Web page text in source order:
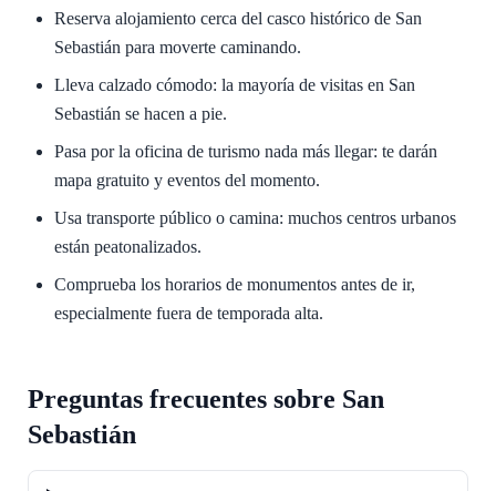
Reserva alojamiento cerca del casco histórico de San
Sebastián para moverte caminando.
Lleva calzado cómodo: la mayoría de visitas en San
Sebastián se hacen a pie.
Pasa por la oficina de turismo nada más llegar: te darán
mapa gratuito y eventos del momento.
Usa transporte público o camina: muchos centros urbanos
están peatonalizados.
Comprueba los horarios de monumentos antes de ir,
especialmente fuera de temporada alta.
Preguntas frecuentes sobre San
Sebastián